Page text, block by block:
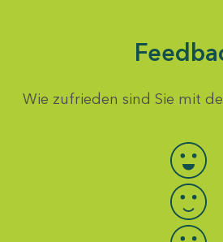
Wie zufrieden sind Sie mit